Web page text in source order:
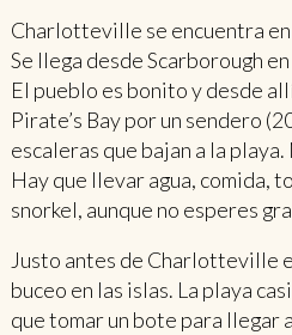
Charlotteville se encuentra
Se llega desde Scarborough
El pueblo es bonito y desde
Pirate’s Bay por un sendero
escaleras que bajan a la
Hay que llevar agua, comida,
snorkel, aunque no esperes
Justo antes de Charlotteville
buceo en las islas. La playa
que tomar un bote para llegar